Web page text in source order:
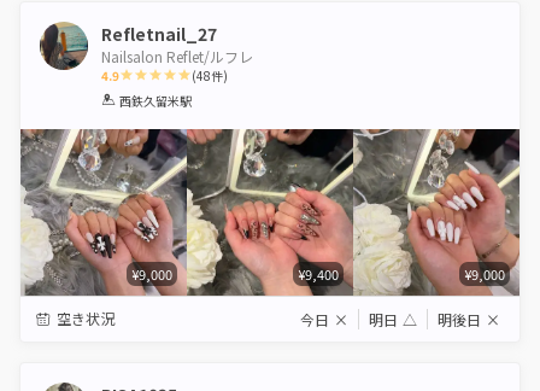
Refletnail_27
Nailsalon Reflet/ルフレ
4.9
1 2 3 4 5
(48件)
西鉄久留米駅
¥9,000 ¥9,400 ¥9,000
空き状況 今日 × 明日 △ 明後日 ×